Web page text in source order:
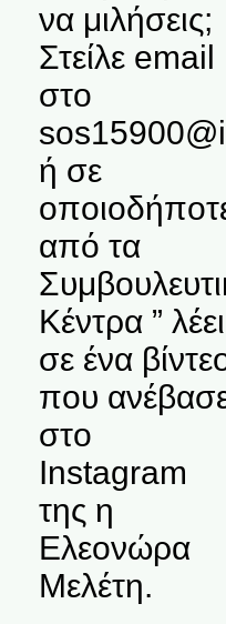
να μιλήσεις;
Στείλε email
στο
ή σε
από τα
Κέντρα ” λέει
σε ένα
που
στο
Instagram
της η
Ελεονώρα
Μελέτη.